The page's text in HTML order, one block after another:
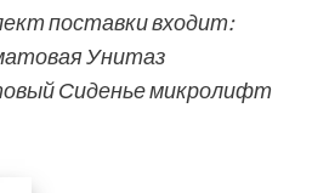
поставки входит:
Унитаз
Сиденье микролифт